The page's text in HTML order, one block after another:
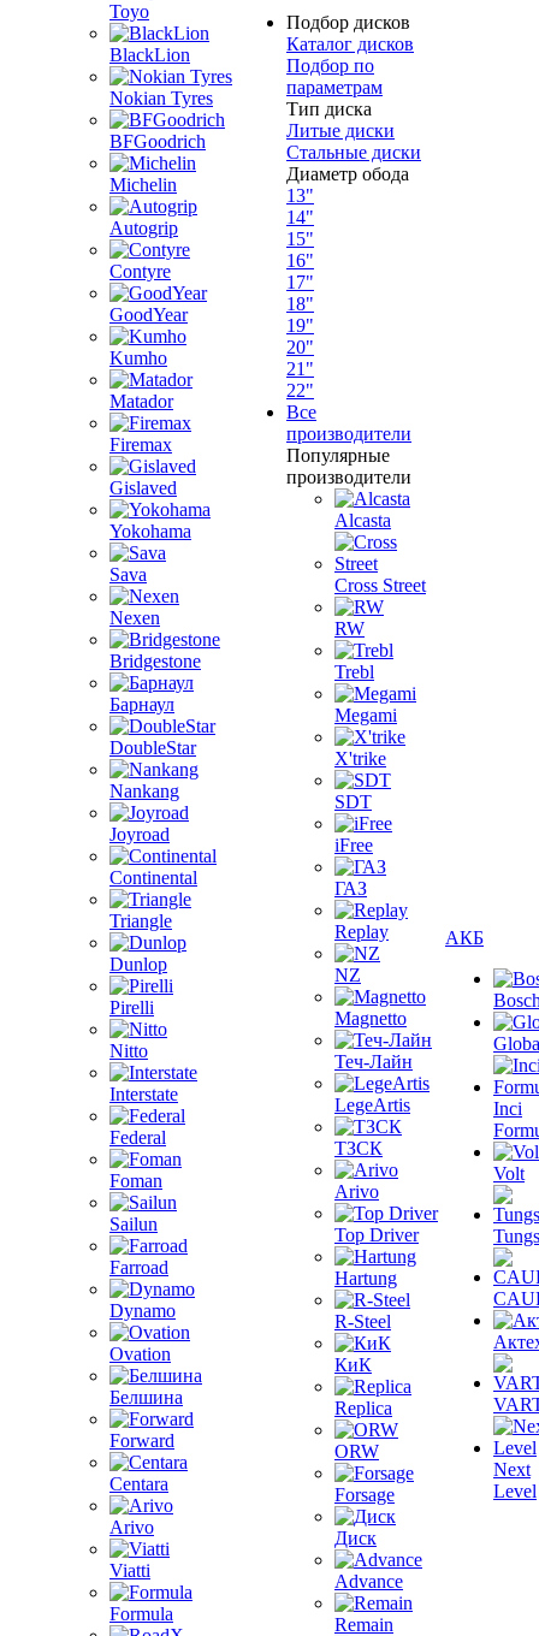
Toyo
BlackLion
Nokian Tyres
BFGoodrich
Michelin
Autogrip
Contyre
GoodYear
Kumho
Matador
Firemax
Gislaved
Yokohama
Sava
Nexen
Bridgestone
Барнаул
DoubleStar
Nankang
Joyroad
Continental
Triangle
Dunlop
Pirelli
Nitto
Interstate
Federal
Foman
Sailun
Farroad
Dynamo
Ovation
Белшина
Forward
Centara
Arivo
Viatti
Formula
Подбор дисков
Каталог дисков
Подбор по
параметрам
Тип диска
Литые диски
Стальные диски
Диаметр обода
13"
14"
15"
16"
17"
18"
19"
20"
21"
22"
Все
производители
Популярные
производители
Alcasta
Cross Street
RW
Trebl
Megami
X'trike
SDT
iFree
ГАЗ
Replay
NZ
Magnetto
Теч-Лайн
LegeArtis
ТЗСК
Arivo
Top Driver
Hartung
R-Steel
КиК
Replica
ORW
Forsage
Диск
Advance
Remain
АКБ
Inci
Volt
Next
Level